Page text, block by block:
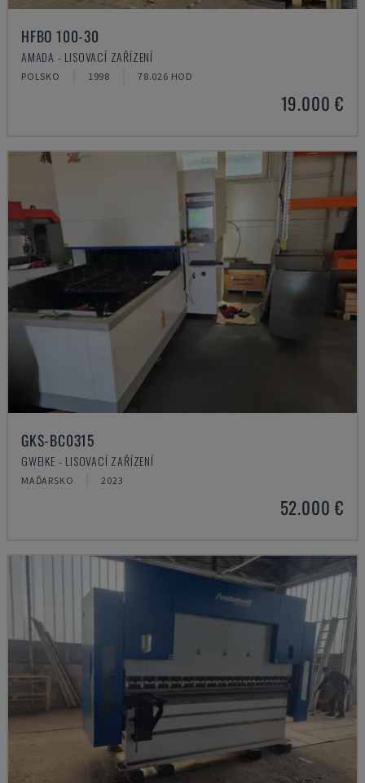
HFBO 100-30
AMADA - LISOVACÍ ZAŘÍZENÍ
POLSKO 1998 78.026 HOD
19.000 €
GKS-BC0315
GWEIKE - LISOVACÍ ZAŘÍZENÍ
MAĎARSKO 2023
52.000 €